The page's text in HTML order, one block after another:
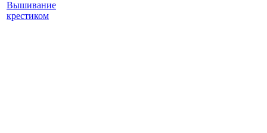
Вышивание
крестиком